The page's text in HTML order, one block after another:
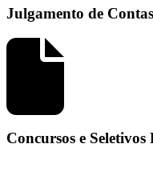
Julgamento de
Concursos e Seletivos